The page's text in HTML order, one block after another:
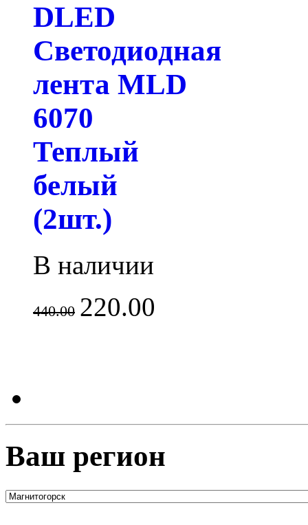
DLED
Светодиодная
лента MLD
6070
Теплый
белый
(2шт.)
В наличии
440.00 220.00
Ваш регион